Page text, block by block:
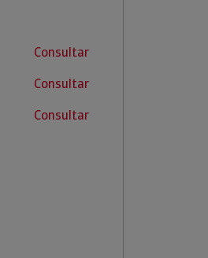
Consultar
Consultar
Consultar